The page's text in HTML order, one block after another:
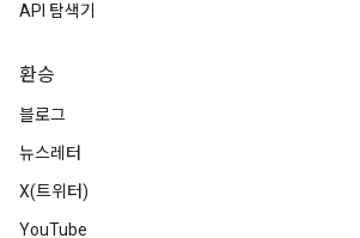
API 탐색기
환승
블로그
뉴스레터
X(트위터)
YouTube